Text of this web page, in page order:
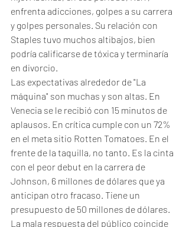
enfrenta adicciones, golpes a su carrera
y golpes personales. Su relación con
Staples tuvo muchos altibajos, bien
podría calificarse de tóxica y terminaría
en divorcio.
Las expectativas alrededor de "La
máquina" son muchas y son altas. En
Venecia se le recibió con 15 minutos de
aplausos. En crítica cumple con un 72%
en el meta sitio Rotten Tomatoes. En el
frente de la taquilla, no tanto. Es la cinta
con el peor debut en la carrera de
Johnson, 6 millones de dólares que ya
anticipan otro fracaso. Tiene un
presupuesto de 50 millones de dólares.
La mala respuesta del público coincide